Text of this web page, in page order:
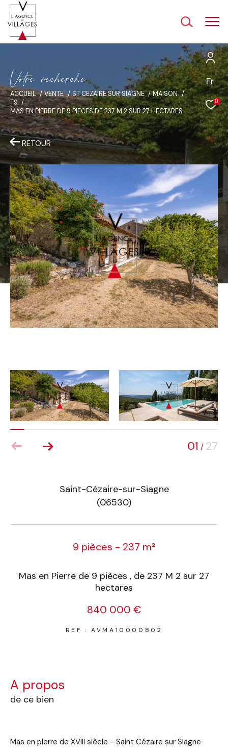
Fr
0
Votre recherche
ACCUEIL VENTE ST CEZAIRE SUR SIAGNE
MAISON
T9
MAS EN PIERRE DE 9 PIECES DE 237 M 2 SUR 27 HECTARES
RETOUR
01 / 27
Saint-Cézaire-sur-Siagne
(06530)
9 pièces - 237 m²
Mas en Pierre de 9 pièces , de 237 M 2 sur 27
hectares
840 000 €
REF : AVMA10000802
a propos
de ce bien
Mas en pierre de XVIII siècle - Saint Cézaire sur Siagne